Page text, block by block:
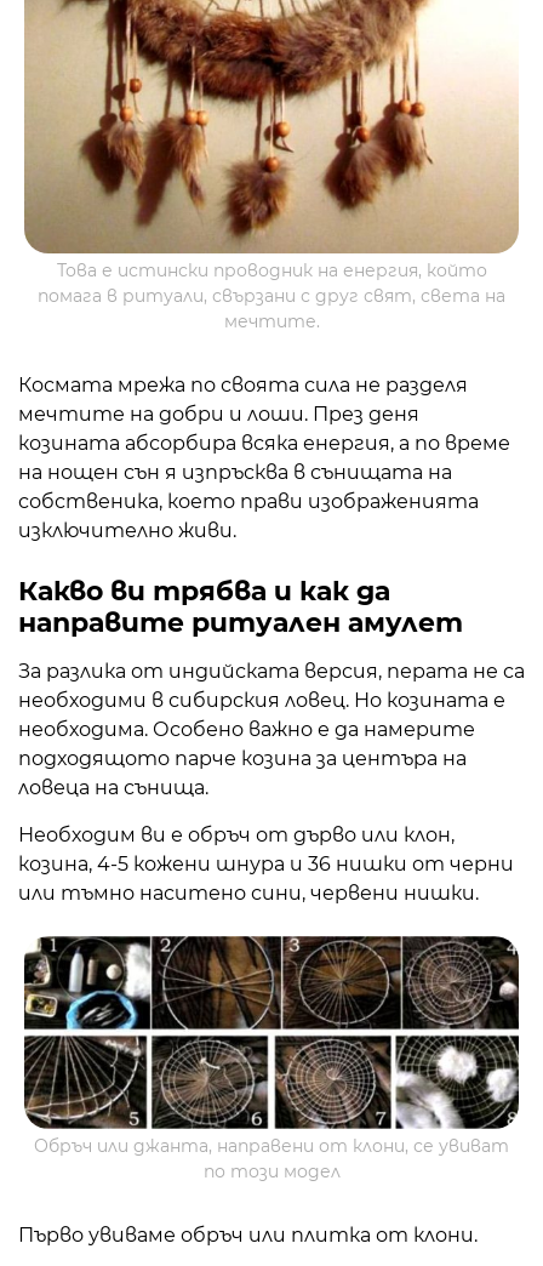
Това е истински проводник на енергия, който
помага в ритуали, свързани с друг свят, света на
мечтите.
Космата мрежа по своята сила не разделя
мечтите на добри и лоши. През деня
козината абсорбира всяка енергия, а по време
на нощен сън я изпръсква в сънищата на
собственика, което прави изображенията
изключително живи.
Какво ви трябва и как да
направите ритуален амулет
За разлика от индийската версия, перата не са
необходими в сибирския ловец. Но козината е
необходима. Особено важно е да намерите
подходящото парче козина за центъра на
ловеца на сънища.
Необходим ви е обръч от дърво или клон,
козина, 4-5 кожени шнура и 36 нишки от черни
или тъмно наситено сини, червени нишки.
Обръч или джанта, направени от клони, се увиват
по този модел
Първо увиваме обръч или плитка от клони.